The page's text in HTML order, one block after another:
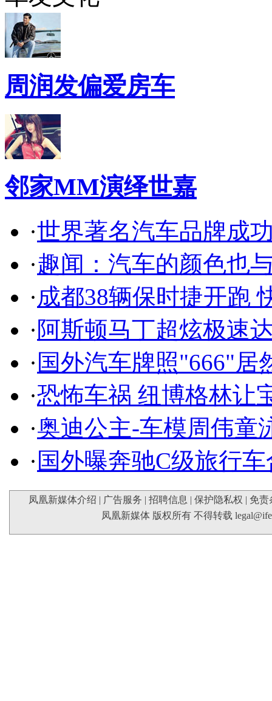
周润发偏爱房车
邻家MM演绎世嘉
·世界著名汽车品牌成
·趣闻：汽车的颜色也
·成都38辆保时捷开跑
·阿斯顿马丁超炫极速
· 国外汽车牌照"666"居
·恐怖车祸 纽博格林让
·奥迪公主-车模周伟童
· 国外曝奔驰C级旅行
凤凰新媒体介绍 | 广告服务 | 招聘信息 | 保护隐私权 | 免责
凤凰新媒体 版权所有 不得转载